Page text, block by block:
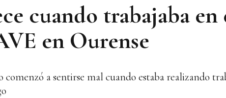
cuando trabajaba
en Ourense
comenzó a sentirse mal cuando estaba realizando